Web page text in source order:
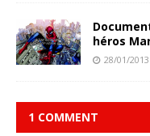
héros
28/01/2013
1 COMMENT